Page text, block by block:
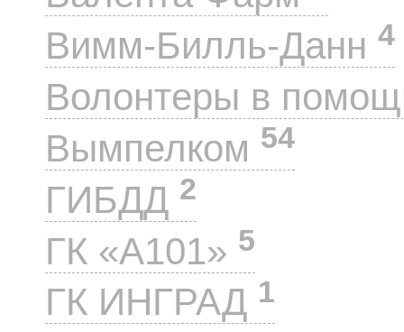
Вимм-Билль-Данн 4
Волонтеры в
Вымпелком 54
ГИБДД 2
ГК «А101» 5
ГК ИНГРАД 1